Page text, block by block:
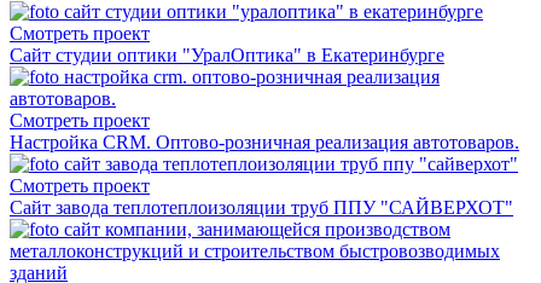
Смотреть проект
Сайт студии оптики "УралОптика" в Екатеринбурге
Смотреть проект
Настройка СRM. Оптово-розничная реализация автотоваров.
Смотреть проект
Сайт завода теплотеплоизоляции труб ППУ "САЙВЕРХОТ"